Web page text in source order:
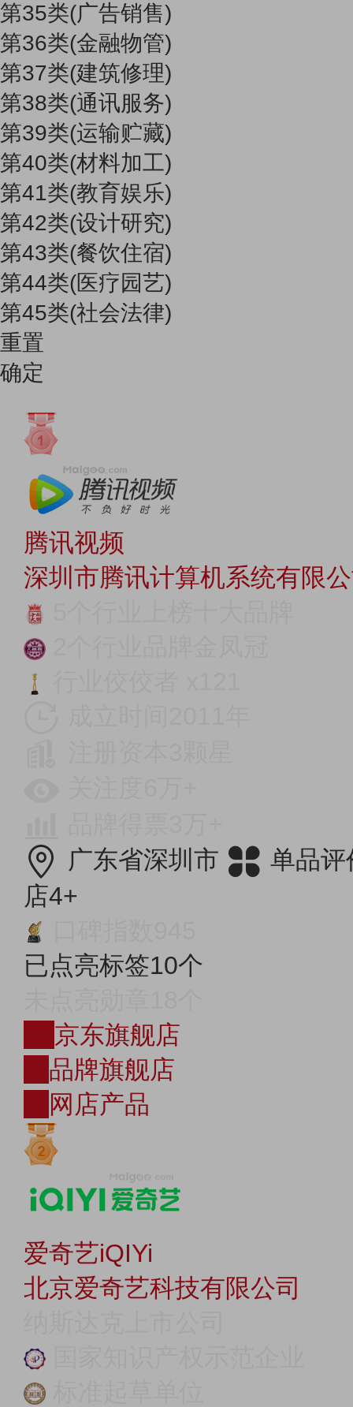
第35类(广告销售)
第36类(金融物管)
第37类(建筑修理)
第38类(通讯服务)
第39类(运输贮藏)
第40类(材料加工)
第41类(教育娱乐)
第42类(设计研究)
第43类(餐饮住宿)
第44类(医疗园艺)
第45类(社会法律)
重置
确定
腾讯视频
深圳市腾讯计算机系统有限
广东省深圳市
单品评
店4+
已点亮标签10个
京东旗舰店
品牌旗舰店
网店产品
爱奇艺iQIYi
北京爱奇艺科技有限公司